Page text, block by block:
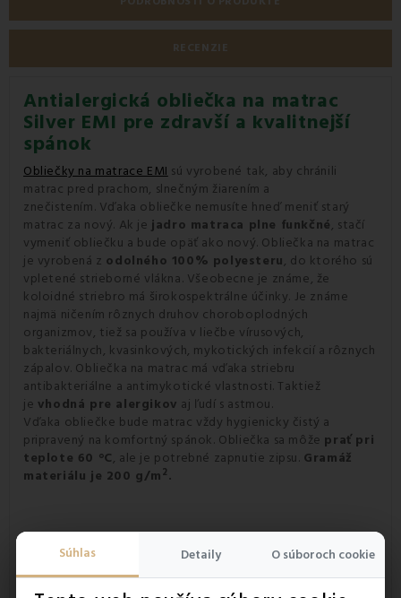
Súhlas Detaily O súboroch cookie
RECENZIE
Antialergická obliečka na matrac
Silver EMI pre zdravší a kvalitnejší
spánok
Obliečky na matrace EMI sú vyrobené tak, aby chránili
matrac pred prachom, slnečným žiarením a
znečistením. Vďaka obliečke nemusíte hneď meniť starý
matrac za nový. Ak je jadro matraca plne funkčné, stačí
vymeniť obliečku a bude opäť ako nový. Obliečka na matrac
je vyrobená z odolného 100% polyesteru, do ktorého sú
vpletené strieborné vlákna. Všeobecne je známe, že
koloidné striebro má širokospektrálne účinky. Je známe
najmä ničením rôznych druhov choroboplodných
organizmov, tiež sa používa v liečbe vírusových,
bakteriálnych, kvasinkových, mykotických infekcií a rôznych
zápalov. Obliečka na matrac má vďaka striebru
antibakteriálne a antimykotické vlastnosti. Taktiež
je vhodná pre alergikov aj ľudí s astmou.
Vďaka obliečke bude matrac vždy hygienicky čistý a
pripravený na komfortný spánok. Obliečka sa môže prať pri
teplote 60 °C, ale je potrebné zapnutie zipsu. Gramáž
materiálu je 200 g/m 2 .